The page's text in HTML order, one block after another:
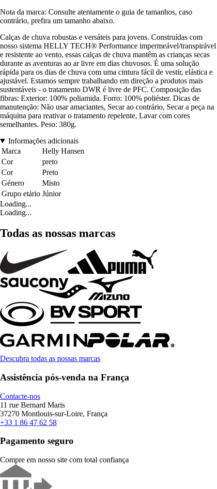
Nota da marca: Consulte atentamente o guia de tamanhos, caso
contrário, prefira um tamanho abaixo.
Calças de chuva robustas e versáteis para jovens. Construídas com
nosso sistema HELLY TECH® Performance impermeável/transpirável
e resistente ao vento, essas calças de chuva mantêm as crianças secas
durante as aventuras ao ar livre em dias chuvosos. É uma solução
rápida para os dias de chuva com uma cintura fácil de vestir, elástica e
ajustável. Estamos sempre trabalhando em direção a produtos mais
sustentáveis - o tratamento DWR é livre de PFC. Composição das
fibras: Exterior: 100% poliamida. Forro: 100% poliéster. Dicas de
manutenção: Não usar amaciantes, Secar ao contrário, Secar a peça na
máquina para reativar o tratamento repelente, Lavar com cores
semelhantes. Peso: 380g.
Informações adicionais
Marca
Helly Hansen
Cor
preto
Cor
Preto
Género
Misto
Grupo etário Júnior
Loading...
Loading...
Todas as nossas marcas
Descubra todas as nossas marcas
Assistência pós-venda na França
Contacte-nos
11 rue Bernard Maris
37270 Montlouis-sur-Loire, França
+33 1 86 47 62 58
Pagamento seguro
Compre em nosso site com total confiança